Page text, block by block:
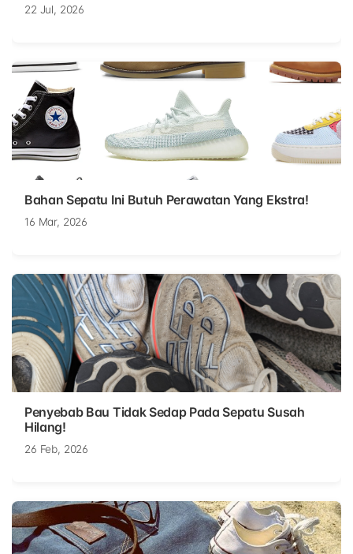
22 Jul, 2026
Bahan Sepatu Ini Butuh Perawatan Yang Ekstra!
16 Mar, 2026
Penyebab Bau Tidak Sedap Pada Sepatu Susah
Hilang!
26 Feb, 2026